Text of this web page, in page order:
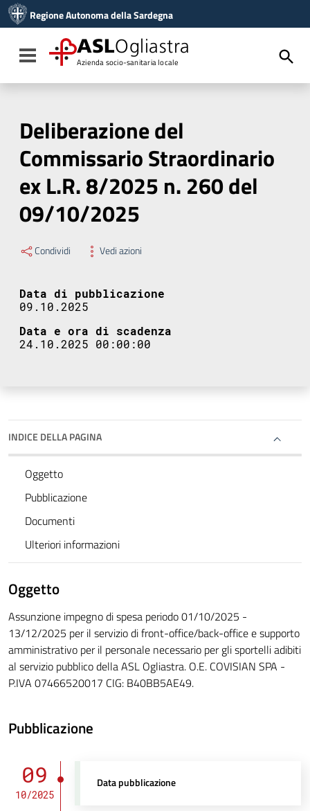
Vai al menu di navigazione
Vai al footer
Regione Autonoma della Sardegna
Toggle navigation
ASLOgliastra
Azienda socio-sanitaria locale
Deliberazione del
Commissario Straordinario
ex L.R. 8/2025 n. 260 del
09/10/2025
Condividi Vedi azioni
Data di pubblicazione
09.10.2025
Data e ora di scadenza
24.10.2025 00:00:00
INDICE DELLA PAGINA
Oggetto
Pubblicazione
Documenti
Ulteriori informazioni
Oggetto
Assunzione impegno di spesa periodo 01/10/2025 -
13/12/2025 per il servizio di front-office/back-office e supporto
amministrativo per il personale necessario per gli sportelli adibiti
al servizio pubblico della ASL Ogliastra. O.E. COVISIAN SPA -
P.IVA 07466520017 CIG: B40BB5AE49.
Pubblicazione
09
10/2025
Data pubblicazione